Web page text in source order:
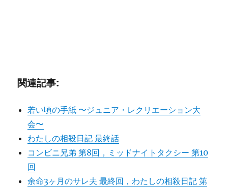
関連記事:
若い頃の手紙 〜ジュニア・レクリエーション大
会〜
わたしの相殺日記 最終話
コンビニ兄弟 第8回，ミッドナイトタクシー 第10
回
余命3ヶ月のサレ夫 最終回，わたしの相殺日記 第